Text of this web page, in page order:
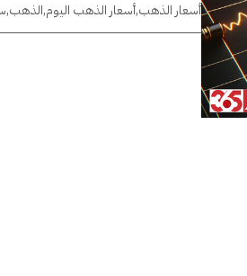
أسعار الذهب,أسعار الذهب اليوم,الذهب,